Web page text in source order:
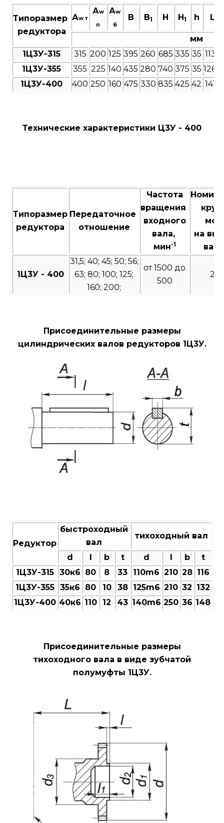
Типоразмер
редуктора
Аw т
Аw
п
Аw
б
В B1 Н H1 h L
мм
1Ц3У-315
315 200 125 395 260 685 335 35 1135
1Ц3У-355
355 225 140 435 280 740 375 35 1260
1Ц3У-400
400 250 160 475 330 835 425 42 1415
Технические характеристики Ц3У - 400
Типоразмер
редуктора
Передаточное
отношение
Частота
вращения
входного
вала,
мин-1
на
1Ц3У - 400
31,5; 40; 45; 50; 56;
63; 80; 100; 125;
160; 200;
от 1500 до
500
Присоединительные размеры
цилиндрических валов редукторов 1Ц3У.
Редуктор
быстроходный
вал
тихоходный вал
d l b t d l b
t
1Ц3У-315
30к6 80 8 33 110m6 210 28 116
1Ц3У-355
35к6 80 10 38 125m6 210 32 132
1Ц3У-400 40к6 110 12 43 140m6 250 36 148
Присоединительные размеры
тихоходного вала в виде зубчатой
полумуфты 1Ц3У.